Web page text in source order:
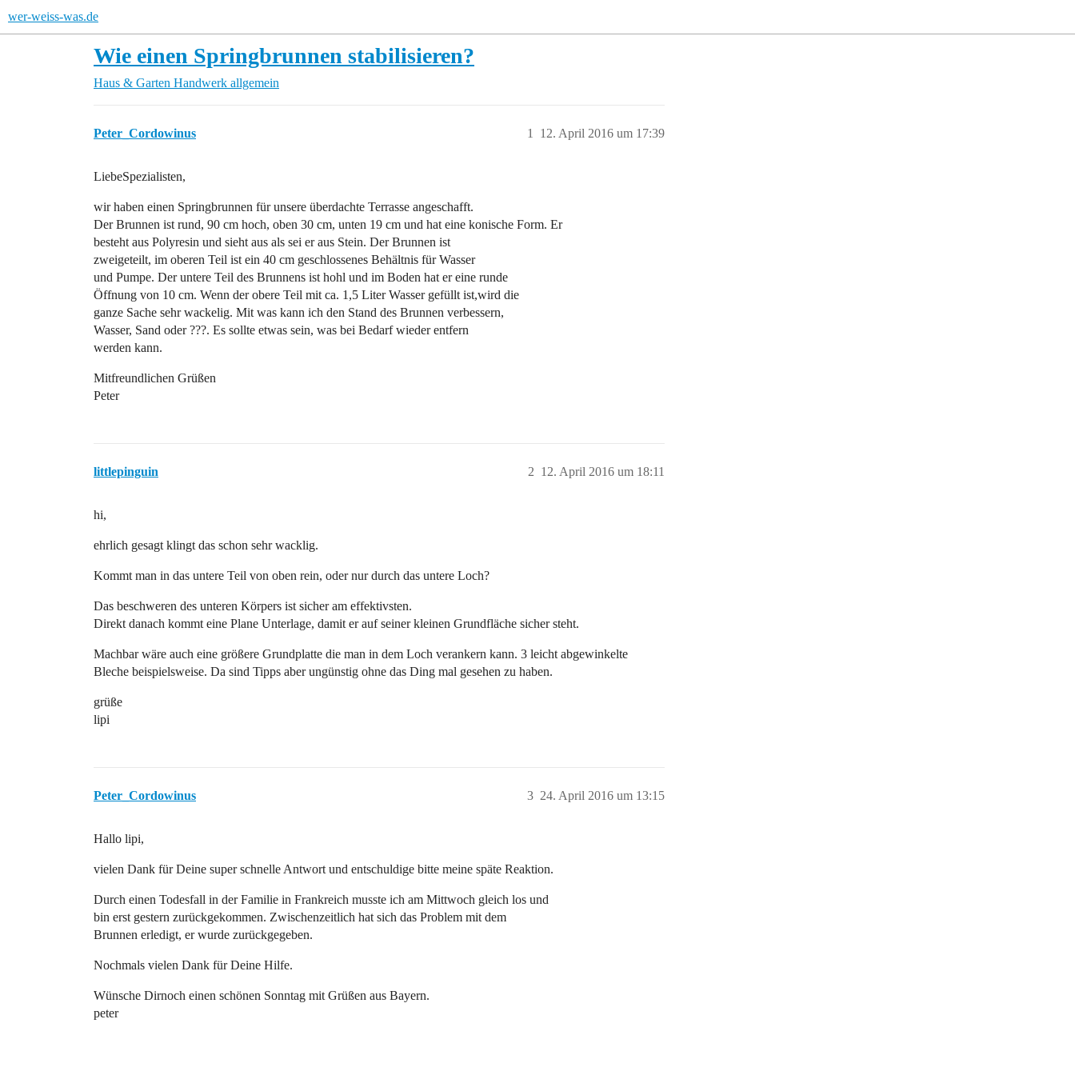
wer-weiss-was.de
Wie einen Springbrunnen stabilisieren?
Haus & Garten Handwerk allgemein
Peter_Cordowinus 12. April 2016 um 17:39
1
LiebeSpezialisten,
wir haben einen Springbrunnen für unsere überdachte Terrasse angeschafft.
Der Brunnen ist rund, 90 cm hoch, oben 30 cm, unten 19 cm und hat eine konische Form. Er
besteht aus Polyresin und sieht aus als sei er aus Stein. Der Brunnen ist
zweigeteilt, im oberen Teil ist ein 40 cm geschlossenes Behältnis für Wasser
und Pumpe. Der untere Teil des Brunnens ist hohl und im Boden hat er eine runde
Öffnung von 10 cm. Wenn der obere Teil mit ca. 1,5 Liter Wasser gefüllt ist,wird die
ganze Sache sehr wackelig. Mit was kann ich den Stand des Brunnen verbessern,
Wasser, Sand oder ???. Es sollte etwas sein, was bei Bedarf wieder entfern
werden kann.
Mitfreundlichen Grüßen
Peter
littlepinguin 12. April 2016 um 18:11
2
hi,
ehrlich gesagt klingt das schon sehr wacklig.
Kommt man in das untere Teil von oben rein, oder nur durch das untere Loch?
Das beschweren des unteren Körpers ist sicher am effektivsten.
Direkt danach kommt eine Plane Unterlage, damit er auf seiner kleinen Grundfläche sicher steht.
Machbar wäre auch eine größere Grundplatte die man in dem Loch verankern kann. 3 leicht abgewinkelte
Bleche beispielsweise. Da sind Tipps aber ungünstig ohne das Ding mal gesehen zu haben.
grüße
lipi
Peter_Cordowinus 24. April 2016 um 13:15
3
Hallo lipi,
vielen Dank für Deine super schnelle Antwort und entschuldige bitte meine späte Reaktion.
Durch einen Todesfall in der Familie in Frankreich musste ich am Mittwoch gleich los und
bin erst gestern zurückgekommen. Zwischenzeitlich hat sich das Problem mit dem
Brunnen erledigt, er wurde zurückgegeben.
Nochmals vielen Dank für Deine Hilfe.
Wünsche Dirnoch einen schönen Sonntag mit Grüßen aus Bayern.
peter